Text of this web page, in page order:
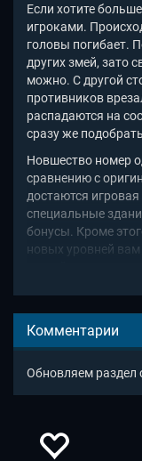
Если хотите
игроками.
головы погибает.
других змей, зато
можно. С другой
противников
распадаются на
сразу же
Новшество номер
сравнению с
достаются
специальные
бонусы. Кроме
новых уровней
Но если это
тоже, то
поистине
добыть очков.
сыграть за этого
сбор точек массы
изюминку в
Комментарии
Обновляем раздел